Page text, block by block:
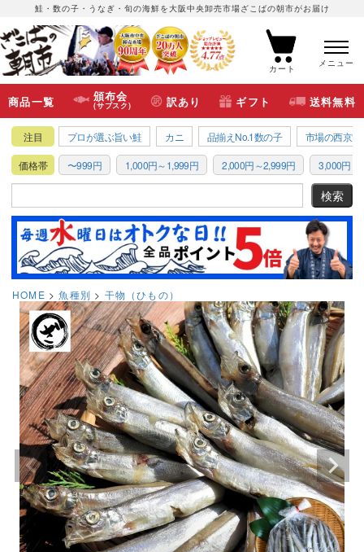
鮭・数の子・うなぎ・旬の海鮮を大阪中央卸売市場ざこばの朝市がお届け
カート
メニュー
商品一覧 頒布会
(サブスク) 訳あり ギフト 送料無料
注目 プロが選ぶ旨い鮭 カニ 品揃えNo.1数の子 市場の西京漬
価格帯 〜999円 1,000円～1,999円 2,000円～2,999円 3,000円～
HOME 魚種別 干物（ひもの）